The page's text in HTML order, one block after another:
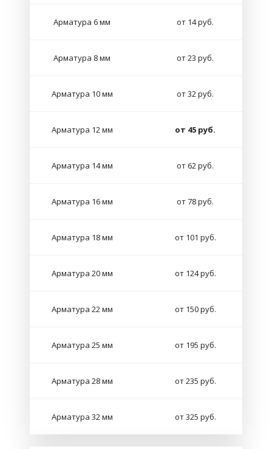
Арматура 6 мм от 14 руб.
Арматура 8 мм от 23 руб.
Арматура 10 мм от 32 руб.
Арматура 12 мм от 45 руб.
Арматура 14 мм от 62 руб.
Арматура 16 мм от 78 руб.
Арматура 18 мм от 101 руб.
Арматура 20 мм от 124 руб.
Арматура 22 мм от 150 руб.
Арматура 25 мм от 195 руб.
Арматура 28 мм от 235 руб.
Арматура 32 мм от 325 руб.